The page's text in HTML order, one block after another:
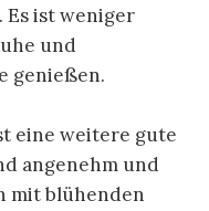
ist weniger
und
genießen.
eine weitere gute
angenehm und
mit blühenden